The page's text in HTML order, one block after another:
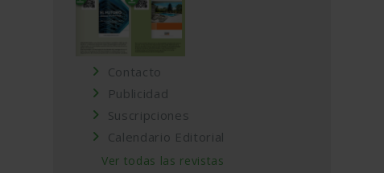
Contacto
Publicidad
Suscripciones
Calendario Editorial
Ver todas las revistas